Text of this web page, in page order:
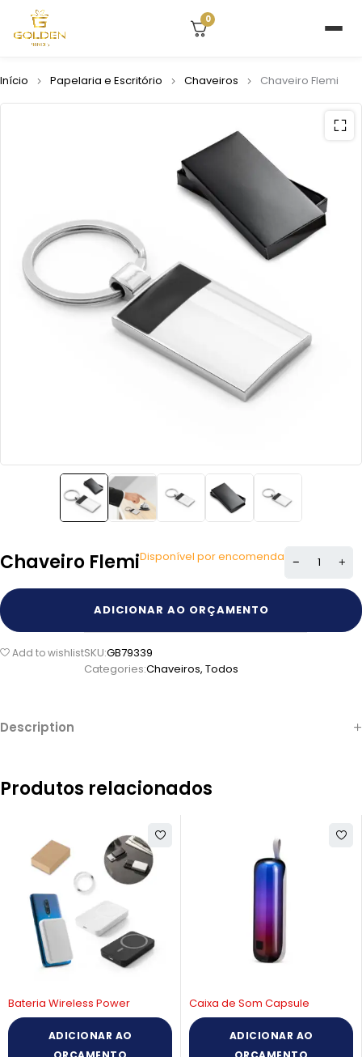
0
Início Papelaria e Escritório Chaveiros Chaveiro Flemi
Chaveiro FlemiDisponível por encomenda
ADICIONAR AO ORÇAMENTO
Add to wishlistSKU:GB79339
Categories:Chaveiros, Todos
Description
Produtos relacionados
Bateria Wireless Power
ADICIONAR AO
Caixa de Som Capsule
ADICIONAR AO